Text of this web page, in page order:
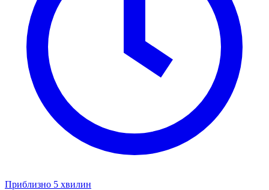
Приблизно 5 хвилин